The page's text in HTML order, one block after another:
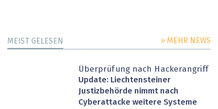
MEIST GELESEN » MEHR NEWS
Überprüfung nach Hackerangriff
Update: Liechtensteiner
Justizbehörde nimmt nach
Cyberattacke weitere Systeme